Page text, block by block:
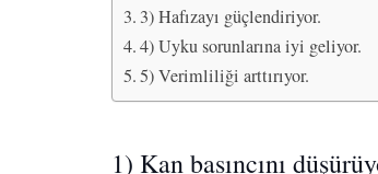
3) Hafızayı güçlendiriyor.
4) Uyku sorunlarına iyi geliyor.
5) Verimliliği arttırıyor.
1) Kan basıncını